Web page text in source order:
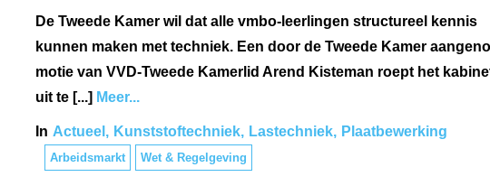
De Tweede Kamer wil dat alle vmbo-leerlingen structureel kennis
kunnen maken met techniek. Een door de Tweede Kamer
motie van VVD-Tweede Kamerlid Arend Kisteman roept het
uit te [...] Meer...
In Actueel Kunststoftechniek Lastechniek Plaatbewerking
Arbeidsmarkt Wet & Regelgeving